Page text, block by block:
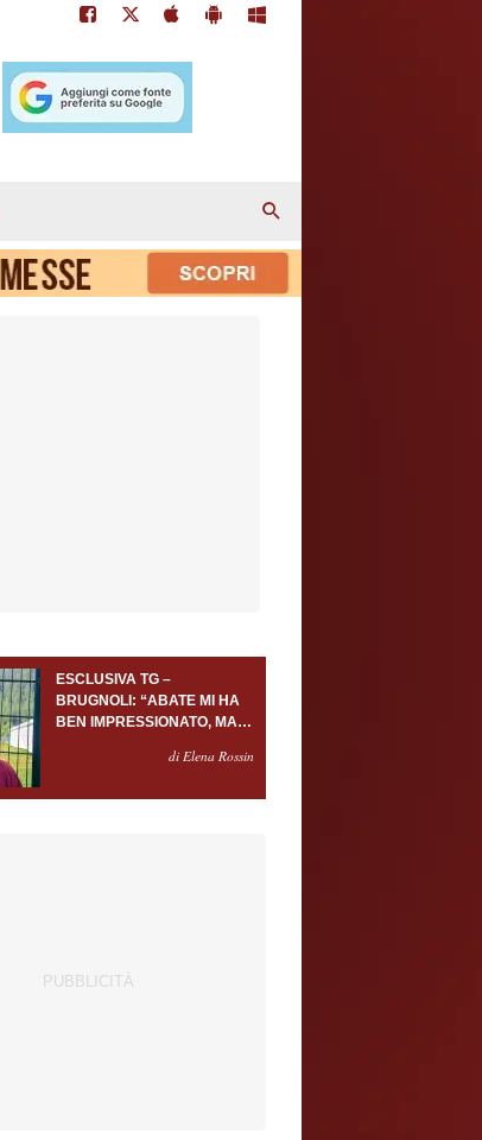
ESCLUSIVA TG –
BRUGNOLI: “ABATE MI HA
BEN IMPRESSIONATO, MA
PORTIERE SERVONOdi Elena Rossin